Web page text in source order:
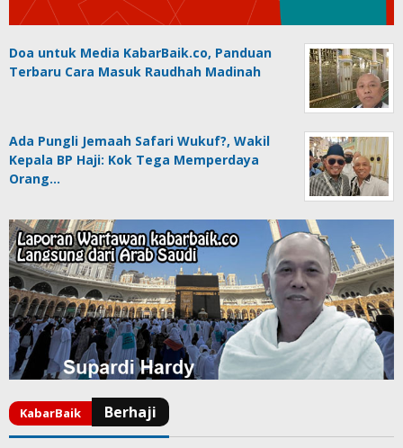
Doa untuk Media KabarBaik.co, Panduan
Terbaru Cara Masuk Raudhah Madinah
Ada Pungli Jemaah Safari Wukuf?, Wakil
Kepala BP Haji: Kok Tega Memperdaya
Orang…